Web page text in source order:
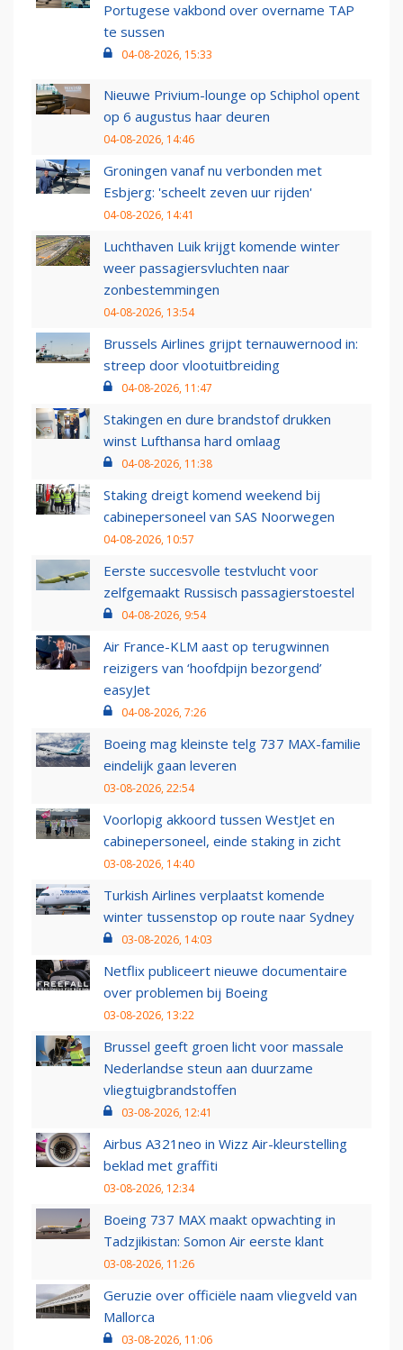
Portugese vakbond over overname TAP
te sussen
04-08-2026, 15:33
Nieuwe Privium-lounge op Schiphol opent
op 6 augustus haar deuren
04-08-2026, 14:46
Groningen vanaf nu verbonden met
Esbjerg: 'scheelt zeven uur rijden'
04-08-2026, 14:41
Luchthaven Luik krijgt komende winter
weer passagiersvluchten naar
zonbestemmingen
04-08-2026, 13:54
Brussels Airlines grijpt ternauwernood in:
streep door vlootuitbreiding
04-08-2026, 11:47
Stakingen en dure brandstof drukken
winst Lufthansa hard omlaag
04-08-2026, 11:38
Staking dreigt komend weekend bij
cabinepersoneel van SAS Noorwegen
04-08-2026, 10:57
Eerste succesvolle testvlucht voor
zelfgemaakt Russisch passagierstoestel
04-08-2026, 9:54
Air France-KLM aast op terugwinnen
reizigers van ‘hoofdpijn bezorgend’
easyJet
04-08-2026, 7:26
Boeing mag kleinste telg 737 MAX-familie
eindelijk gaan leveren
03-08-2026, 22:54
Voorlopig akkoord tussen WestJet en
cabinepersoneel, einde staking in zicht
03-08-2026, 14:40
Turkish Airlines verplaatst komende
winter tussenstop op route naar Sydney
03-08-2026, 14:03
Netflix publiceert nieuwe documentaire
over problemen bij Boeing
03-08-2026, 13:22
Brussel geeft groen licht voor massale
Nederlandse steun aan duurzame
vliegtuigbrandstoffen
03-08-2026, 12:41
Airbus A321neo in Wizz Air-kleurstelling
beklad met graffiti
03-08-2026, 12:34
Boeing 737 MAX maakt opwachting in
Tadzjikistan: Somon Air eerste klant
03-08-2026, 11:26
Geruzie over officiële naam vliegveld van
Mallorca
03-08-2026, 11:06